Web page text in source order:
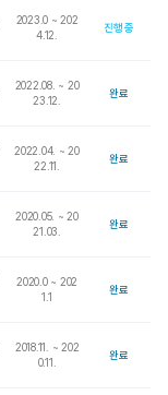
2023.0 ~ 202
4.12.
진행 중
2022.08. ~ 20
23.12.
완료
2022.04. ~ 20
22.11.
완료
2020.05. ~ 20
21.03.
완료
2020.0 ~ 202
1.1
완료
2018.11. ~ 202
0.11.
완료